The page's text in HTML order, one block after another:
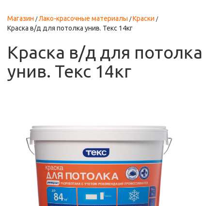
Магазин Лако-красочные материалы
Краски
Краска в/д для потолка унив. Текс 14кг
Краска в/д для потолка
унив. Текс 14кг